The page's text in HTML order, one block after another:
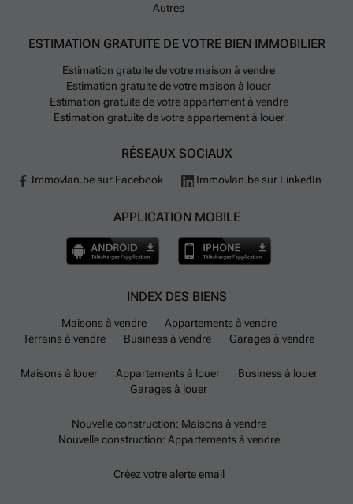
Autres
ESTIMATION GRATUITE DE VOTRE BIEN IMMOBILIER
Estimation gratuite de votre maison à vendre
Estimation gratuite de votre maison à louer
Estimation gratuite de votre appartement à vendre
Estimation gratuite de votre appartement à louer
RÉSEAUX SOCIAUX
Immovlan.be sur Facebook Immovlan.be sur LinkedIn
APPLICATION MOBILE
INDEX DES BIENS
Maisons à vendre
Appartements à vendre
Terrains à vendre
Business à vendre Garages à vendre
Maisons à louer Appartements à louer
Business à louer
Garages à louer
Nouvelle construction: Maisons à vendre
Nouvelle construction: Appartements à vendre
Créez votre alerte email